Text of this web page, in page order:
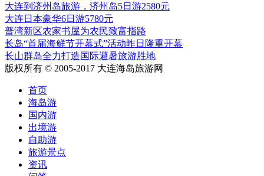
大连到济州岛旅游，济州岛5日游2580元
大连日本豪华6日游5780元
普湾新区农家书屋为农民致富指路
长岛“首届海鲜节开幕式”活动昨日隆重开幕
长山群岛全力打造国际避暑旅游胜地
版权所有 © 2005-2017 大连海岛旅游网
首页
海岛游
国内游
出境游
自助游
旅游景点
资讯